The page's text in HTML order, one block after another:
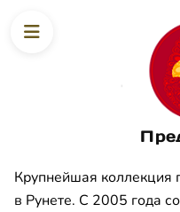
Крупнейшая коллекция
в Рунете. С 2005 года